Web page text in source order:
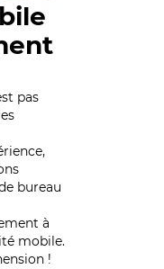
pas
bureau
à
mobile.
!